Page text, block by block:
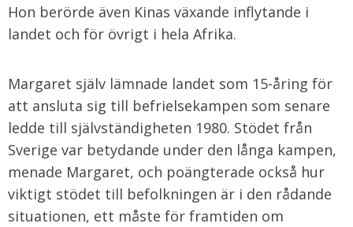
Hon berörde även Kinas växande inflytande i
landet och för övrigt i hela Afrika.
Margaret själv lämnade landet som 15-åring för
att ansluta sig till befrielsekampen som senare
ledde till självständigheten 1980. Stödet från
Sverige var betydande under den långa kampen,
menade Margaret, och poängterade också hur
viktigt stödet till befolkningen är i den rådande
situationen, ett måste för framtiden om